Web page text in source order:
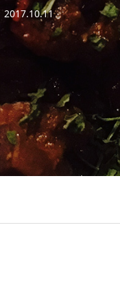
2017.10.11